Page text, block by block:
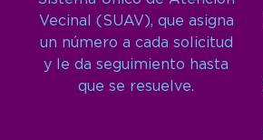
Vecinal (SUAV), que asigna
un número a cada solicitud
y le da seguimiento hasta
que se resuelve.